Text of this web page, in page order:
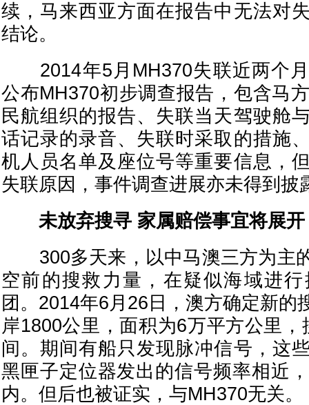
续，马来西亚方面在报告中无法对
结论。
2014年5月MH370失联近两个月
公布MH370初步调查报告，包含马
民航组织的报告、失联当天驾驶舱
话记录的录音、失联时采取的措施
机人员名单及座位号等重要信息，
失联原因，事件调查进展亦未得到披
未放弃搜寻 家属赔偿事宜将展开
300多天来，以中马澳三方为主
空前的搜救力量，在疑似海域进
团。2014年6月26日，澳方确定新的
岸1800公里，面积为6万平方公里
间。期间有船只发现脉冲信号，这
黑匣子定位器发出的信号频率相近
内。但后也被证实，与MH370无关。